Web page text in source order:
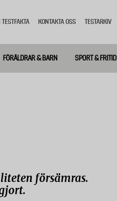
TESTFAKTA KONTAKTA OSS TESTARKIV
FÖRÄLDRAR & BARN SPORT & FRITID
försämras.